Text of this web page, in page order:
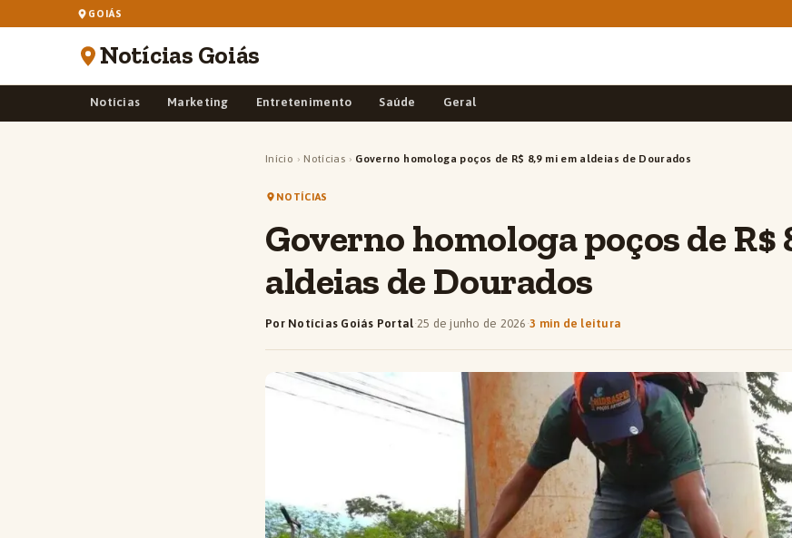
GOIÁS
Notícias Goiás
Notícias Marketing Entretenimento Saúde Geral
Início › Notícias › Governo homologa poços de R$ 8,9 mi em aldeias de Dourados
NOTÍCIAS
Governo homologa poços de R$
aldeias de Dourados
Por Notícias Goiás Portal·25 de junho de 2026 ·3 min de leitura